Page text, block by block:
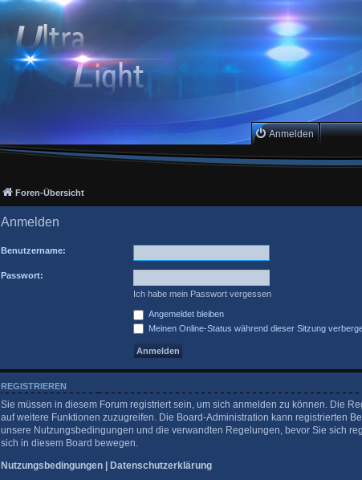
Anmelden
Foren-Übersicht
Anmelden
Benutzername:
Passwort:
Ich habe mein Passwort vergessen
Angemeldet bleiben
Meinen Online-Status während dieser Sitzung
REGISTRIEREN
Sie müssen in diesem Forum registriert sein, um sich anmelden zu können. Die
auf weitere Funktionen zuzugreifen. Die Board-Administration kann registrierten
unsere Nutzungsbedingungen und die verwandten Regelungen, bevor Sie sich
sich in diesem Board bewegen.
Nutzungsbedingungen | Datenschutzerklärung